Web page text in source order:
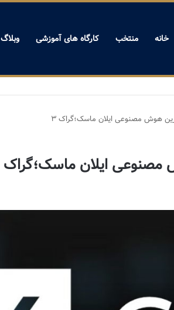
خانه منتخب کارگاه های آموزشی وبلاگ
هوش مصنوعی ایلان ماسک؛گراک ۳
ایلان ماسک؛گراک ۳